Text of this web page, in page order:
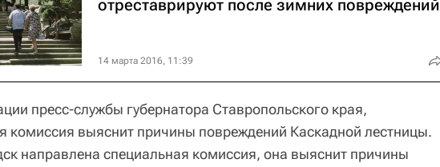
отреставрируют после зимних повреждений
14 марта 2016, 11:39
пресс-службы губернатора Ставропольского края,
комиссия выяснит причины повреждений Каскадной лестницы.
направлена специальная комиссия, она выяснит причины